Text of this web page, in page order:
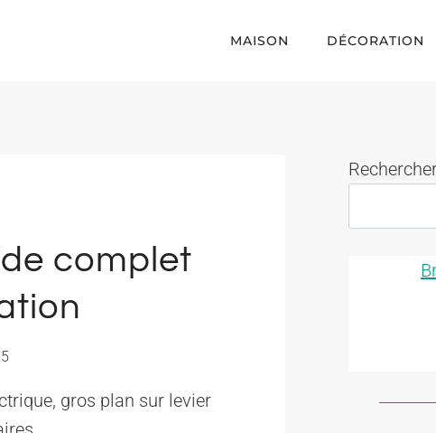
MAISON DÉCORATION
complet